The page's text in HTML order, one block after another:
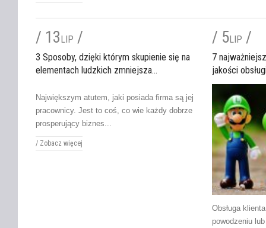
/ 13LIP /
3 Sposoby, dzięki którym skupienie się na
elementach ludzkich zmniejsza...
Największym atutem, jaki posiada firma są jej
pracownicy. Jest to coś, co wie każdy dobrze
prosperujący biznes...
/ Zobacz więcej
/ 5LIP /
7
jakości
Obsługa
powodzeniu